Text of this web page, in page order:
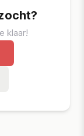
klaar!